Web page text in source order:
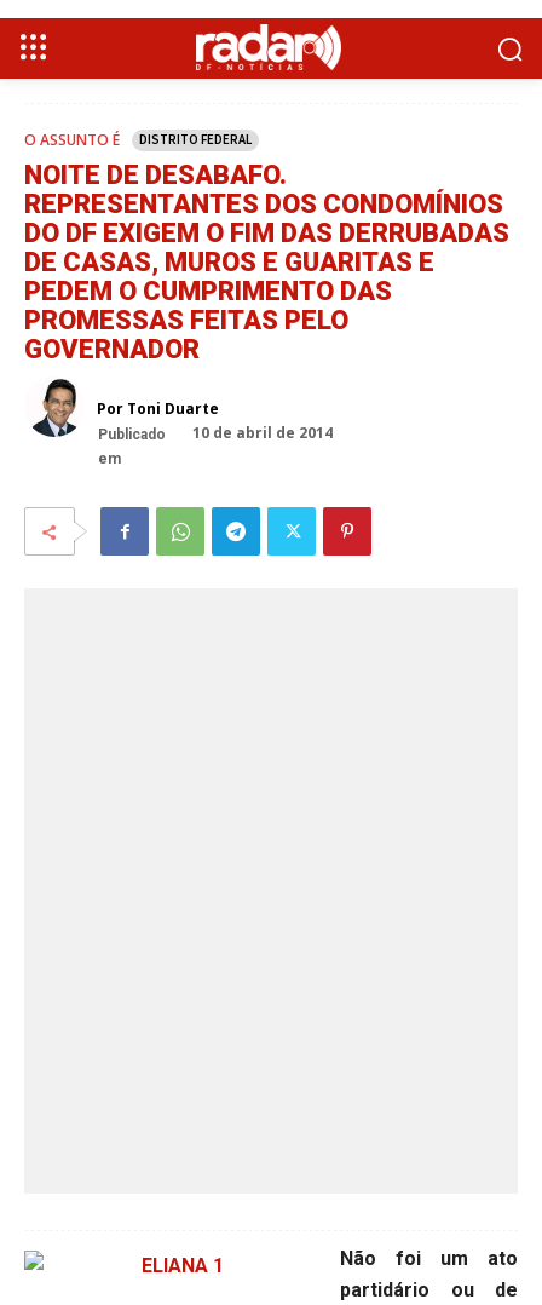
O ASSUNTO É DISTRITO FEDERAL
NOITE DE DESABAFO.
REPRESENTANTES DOS CONDOMÍNIOS
DO DF EXIGEM O FIM DAS DERRUBADAS
DE CASAS, MUROS E GUARITAS E
PEDEM O CUMPRIMENTO DAS
PROMESSAS FEITAS PELO
GOVERNADOR
Por Toni Duarte
Publicado
em
10 de abril de 2014
Não foi um ato
partidário ou de